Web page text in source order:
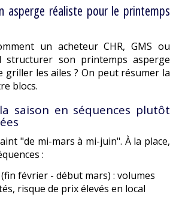
asperge réaliste pour le printemps
un acheteur CHR, GMS ou
structurer son printemps asperge
griller les ailes ? On peut résumer la
blocs.
saison en séquences plutôt
"de mi-mars à mi-juin". À la place,
:
(fin février - début mars) : volumes
risque de prix élevés en local